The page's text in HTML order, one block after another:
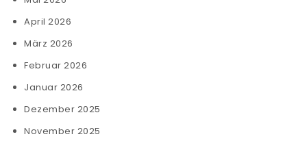
April 2026
März 2026
Februar 2026
Januar 2026
Dezember 2025
November 2025